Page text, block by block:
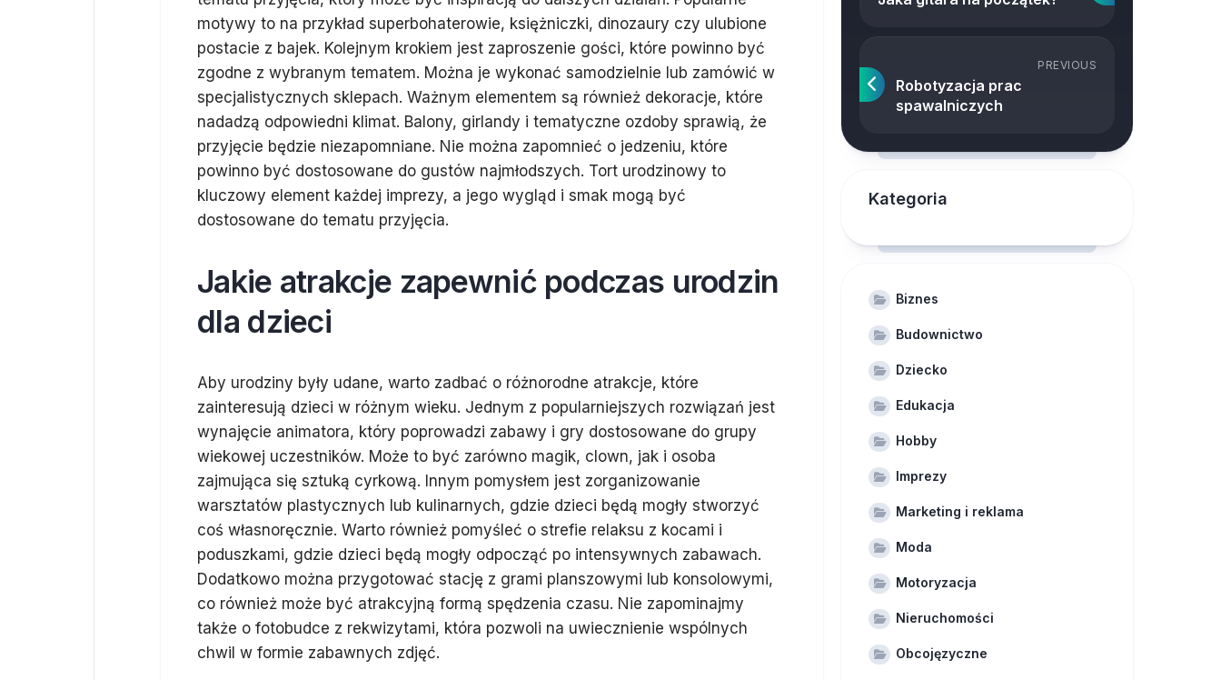
motywy to na przykład superbohaterowie, księżniczki, dinozaury czy ulubione
postacie z bajek. Kolejnym krokiem jest zaproszenie gości, które powinno być
zgodne z wybranym tematem. Można je wykonać samodzielnie lub zamówić w
specjalistycznych sklepach. Ważnym elementem są również dekoracje, które
nadadzą odpowiedni klimat. Balony, girlandy i tematyczne ozdoby sprawią, że
przyjęcie będzie niezapomniane. Nie można zapomnieć o jedzeniu, które
powinno być dostosowane do gustów najmłodszych. Tort urodzinowy to
kluczowy element każdej imprezy, a jego wygląd i smak mogą być
dostosowane do tematu przyjęcia.
Jakie atrakcje zapewnić podczas urodzin
dla dzieci
Aby urodziny były udane, warto zadbać o różnorodne atrakcje, które
zainteresują dzieci w różnym wieku. Jednym z popularniejszych rozwiązań jest
wynajęcie animatora, który poprowadzi zabawy i gry dostosowane do grupy
wiekowej uczestników. Może to być zarówno magik, clown, jak i osoba
zajmująca się sztuką cyrkową. Innym pomysłem jest zorganizowanie
warsztatów plastycznych lub kulinarnych, gdzie dzieci będą mogły stworzyć
coś własnoręcznie. Warto również pomyśleć o strefie relaksu z kocami i
poduszkami, gdzie dzieci będą mogły odpocząć po intensywnych zabawach.
Dodatkowo można przygotować stację z grami planszowymi lub konsolowymi,
co również może być atrakcyjną formą spędzenia czasu. Nie zapominajmy
także o fotobudce z rekwizytami, która pozwoli na uwiecznienie wspólnych
chwil w formie zabawnych zdjęć.
PREVIOUS
Robotyzacja prac
spawalniczych
Kategoria
Biznes
Budownictwo
Dziecko
Edukacja
Hobby
Imprezy
Marketing i reklama
Moda
Motoryzacja
Nieruchomości
Obcojęzyczne